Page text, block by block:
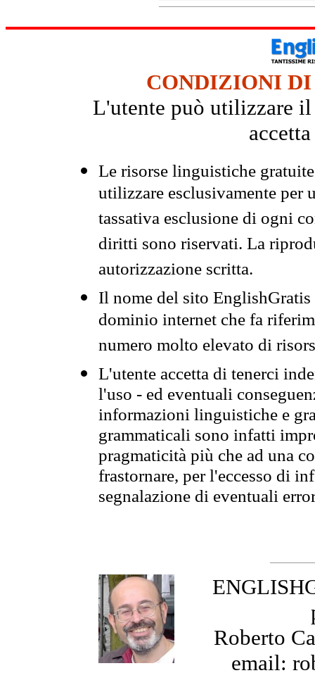
CONDIZIONI DI
L'utente può utilizzare il
Le risorse linguistiche
utilizzare esclusivamente per
tassativa esclusione di ogni
diritti sono riservati. La
autorizzazione scritta.
Il nome del sito
dominio internet che fa
numero molto elevato di
L'utente accetta di tenerci
l'uso - ed eventuali
informazioni linguistiche e
grammaticali sono infatti
pragmaticità più che ad una
frastornare, per l'eccesso di
segnalazione di eventuali
Roberto
email: